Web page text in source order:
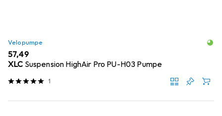
Velopumpe
EUR
57,49
XLC Suspension HighAir Pro PU-H03 Pumpe
1